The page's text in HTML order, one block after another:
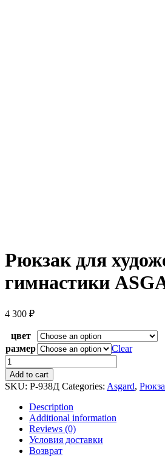
Рюкзак для
гимнастики
4 300 ₽
цвет
размер
Clear
Рюкзак
для
художественной
гимнастики
ASGARD
Р-938Д
quantity
Add to cart
SKU: Р-938Д Categories: Asgard,
Description
Additional information
Reviews (0)
Условия доставки
Возврат